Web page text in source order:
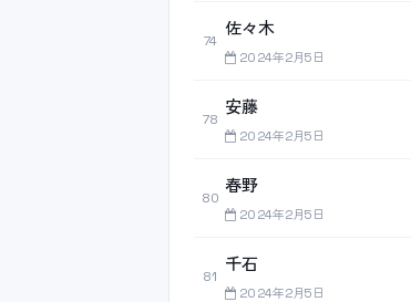
74
佐々木
2024年2月5日
78
安藤
2024年2月5日
80
春野
2024年2月5日
81
千石
2024年2月5日